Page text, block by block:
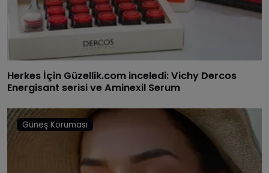
Herkes İçin Güzellik.com inceledi: Vichy Dercos
Energisant serisi ve Aminexil Serum
Güneş Koruması